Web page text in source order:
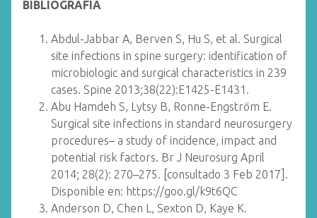
BIBLIOGRAFÍA
Abdul-Jabbar A, Berven S, Hu S, et al. Surgical
site infections in spine surgery: identification of
microbiologic and surgical characteristics in 239
cases. Spine 2013;38(22):E1425-E1431.
Abu Hamdeh S, Lytsy B, Ronne-Engström E.
Surgical site infections in standard neurosurgery
procedures– a study of incidence, impact and
potential risk factors. Br J Neurosurg April
2014; 28(2): 270–275. [consultado 3 Feb 2017].
Disponible en: https://goo.gl/k9t6QC
Anderson D, Chen L, Sexton D, Kaye K.